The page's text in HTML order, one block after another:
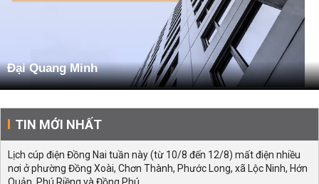
Đại Quang Minh
TIN MỚI NHẤT
Lịch cúp điện Đồng Nai tuần này (từ 10/8 đến 12/8) mất điện nhiều
nơi ở phường Đồng Xoài, Chơn Thành, Phước Long, xã Lộc Ninh, Hớn